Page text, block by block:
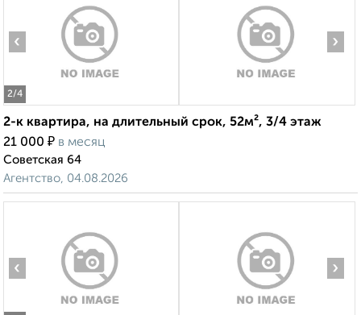
2/4
‹ ›
2-к квартира, на длительный срок, 52м², 3/4 этаж
21 000 ₽ в месяц
Советская 64
Агентство, 04.08.2026
‹ ›